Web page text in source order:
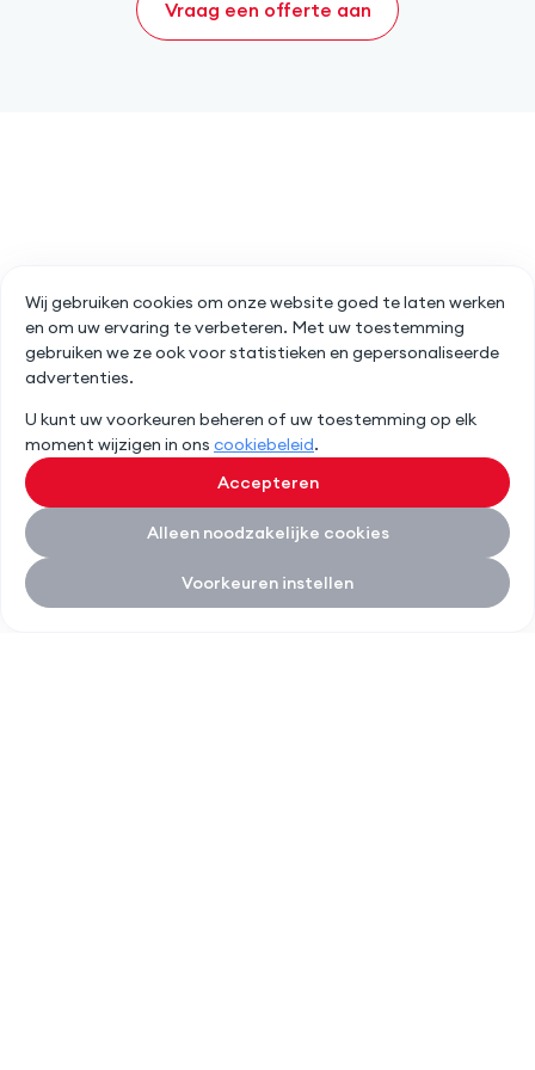
Vraag een offerte aan
Wij gebruiken cookies om onze website goed te laten werken
en om uw ervaring te verbeteren. Met uw toestemming
gebruiken we ze ook voor statistieken en gepersonaliseerde
advertenties.
U kunt uw voorkeuren beheren of uw toestemming op elk
moment wijzigen in ons cookiebeleid.
Accepteren
Alleen noodzakelijke cookies
Voorkeuren instellen